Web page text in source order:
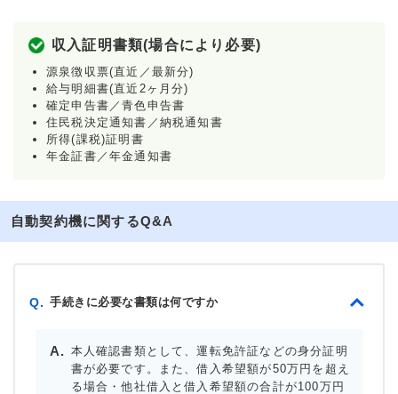
収入証明書類(場合により必要)
源泉徴収票(直近／最新分)
給与明細書(直近2ヶ月分)
確定申告書／青色申告書
住民税決定通知書／納税通知書
所得(課税)証明書
年金証書／年金通知書
自動契約機に関するQ&A
Q. 手続きに必要な書類は何ですか
本人確認書類として、運転免許証などの身分証明
書が必要です。また、借入希望額が50万円を超え
る場合・他社借入と借入希望額の合計が100万円